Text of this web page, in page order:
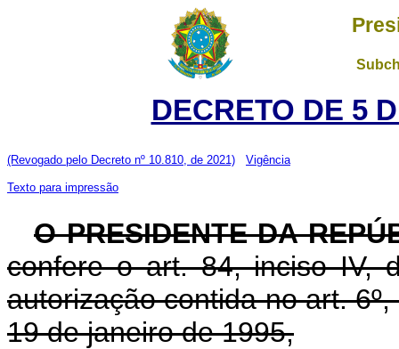
DECRETO DE 5
(Revogado pelo Decreto nº 10.810, de 2021) Vigência
Texto para impressão
O PRESIDENTE DA
confere o art. 84, inciso IV,
autorização contida no art.
19 de janeiro de 1995,